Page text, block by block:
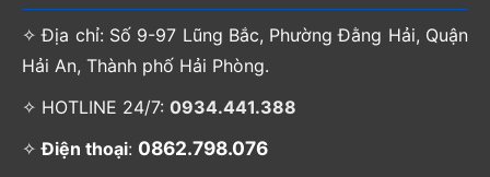
✧ Địa chỉ: Số 9-97 Lũng Bắc, Phường Đằng Hải, Quận
Hải An, Thành phố Hải Phòng.
✧ HOTLINE 24/7: 0934.441.388
✧Điện thoại: 0862.798.076